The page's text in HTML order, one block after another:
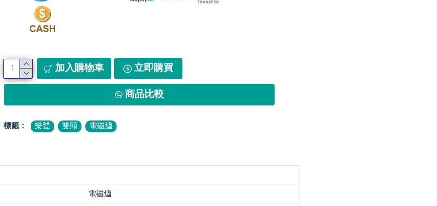
加入購物車 立即購買
商品比較
標籤： 樂聲 雙頭 電磁爐
電磁爐